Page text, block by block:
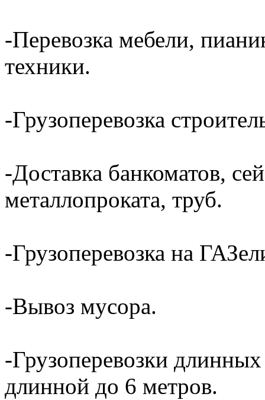
-Перевозка мебели,
техники.
-Грузоперевозка
-Доставка банкоматов,
металлопроката, труб.
-Грузоперевозка на
-Вывоз мусора.
-Грузоперевозки
длинной до 6 метров.